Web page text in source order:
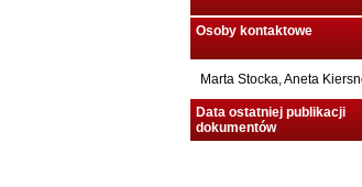
Osoby kontaktowe
Marta Stocka, Aneta
Data ostatniej publikacji
dokumentów